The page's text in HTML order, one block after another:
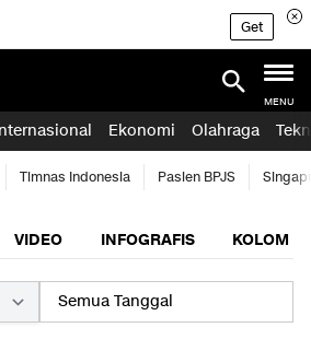
Get
MENU
Ekonomi Olahraga
Timnas Indonesia Pasien BPJS
VIDEO INFOGRAFIS KOLOM